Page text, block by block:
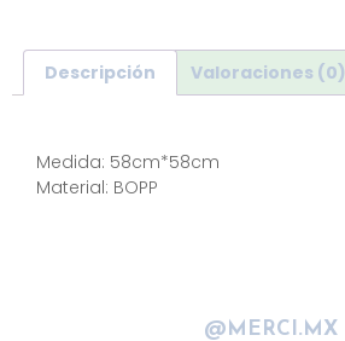
Descripción Valoraciones (0)
Medida: 58cm*58cm
Material: BOPP
@MERCI.MX